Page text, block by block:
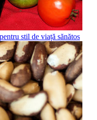
stil de viață sănătos